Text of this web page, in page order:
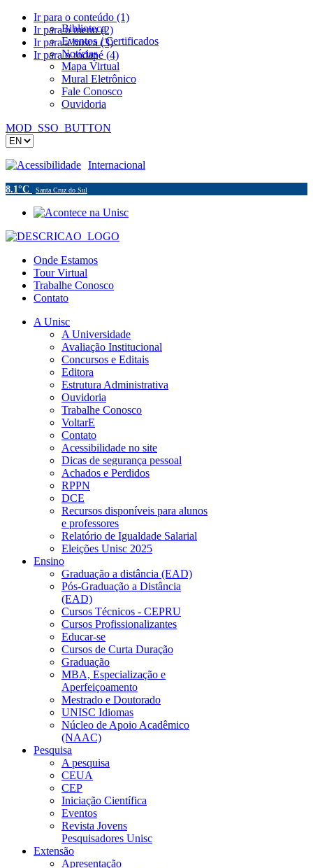
Ir para o conteúdo (1)
Ir para o menu (2)
Ir para a busca (3)
Ir para o rodapé (4)
Biblioteca
Eventos / Certificados
Notícias
Mapa Virtual
Mural Eletrônico
Fale Conosco
Ouvidoria
MOD_SSO_BUTTON
Acessibilidade Internacional
8.1°C Santa Cruz do Sul
Onde Estamos
Tour Virtual
Trabalhe Conosco
Contato
A Unisc
A Universidade
Avaliação Institucional
Concursos e Editais
Editora
Estrutura Administrativa
Ouvidoria
Trabalhe Conosco
VoltarE
Contato
Acessibilidade no site
Dicas de segurança pessoal
Achados e Perdidos
RPPN
DCE
Recursos disponíveis para alunos
e professores
Relatório de Igualdade Salarial
Eleições Unisc 2025
Ensino
Graduação a distância (EAD)
Pós-Graduação a Distância
(EAD)
Cursos Técnicos - CEPRU
Cursos Profissionalizantes
Educar-se
Cursos de Curta Duração
Graduação
MBA, Especialização e
Aperfeiçoamento
Mestrado e Doutorado
UNISC Idiomas
Núcleo de Apoio Acadêmico
(NAAC)
Pesquisa
A pesquisa
CEUA
CEP
Iniciação Científica
Eventos
Revista Jovens
Pesquisadores Unisc
Extensão
Apresentação